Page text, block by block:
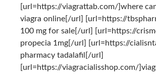
[url=https://viagrattab.com/]where
viagra online[/url] [url=https://
100 mg for sale[/url] [url=https://
propecia 1mg[/url] [url=https://
pharmacy tadalafil[/url]
[url=https://viagracialisshop.com/